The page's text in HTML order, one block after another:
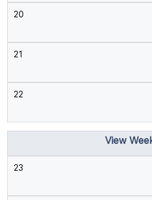
20
21
22
23